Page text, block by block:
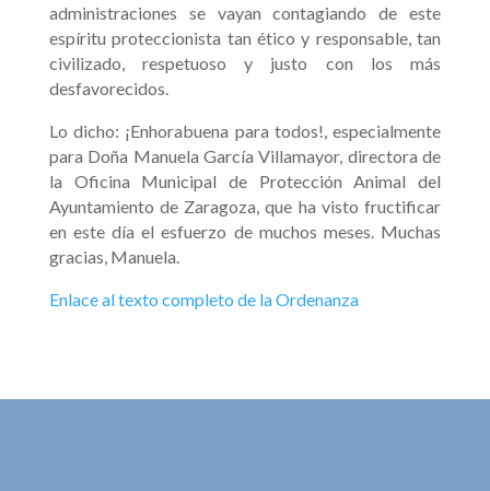
administraciones se vayan contagiando de este
espíritu proteccionista tan ético y responsable, tan
civilizado, respetuoso y justo con los más
desfavorecidos.
Lo dicho: ¡Enhorabuena para todos!, especialmente
para Doña Manuela García Villamayor, directora de
la Oficina Municipal de Protección Animal del
Ayuntamiento de Zaragoza, que ha visto fructificar
en este día el esfuerzo de muchos meses. Muchas
gracias, Manuela.
Enlace al texto completo de la Ordenanza